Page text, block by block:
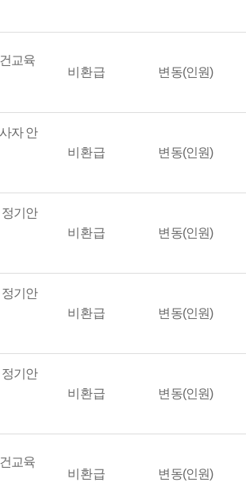
교육
비환급 변동(인원)
자 안
비환급 변동(인원)
정기안
비환급 변동(인원)
정기안
비환급 변동(인원)
정기안
비환급 변동(인원)
교육
비환급 변동(인원)